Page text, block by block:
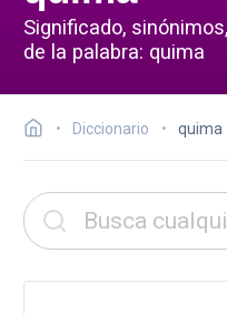
Significado,
de la palabra: quima
Diccionario quima